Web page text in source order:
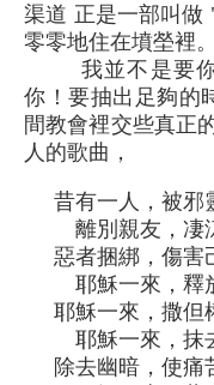
渠道 正是一部叫做
零零地住在墳塋裡
我並不是要
你！要抽出足夠的
間教會裡交些真正
人的歌曲，
昔有一人，被邪
離別親友，凄
惡者捆綁，傷害
耶穌一來，釋
耶穌一來，撒但
耶穌一來，抹
除去幽暗，使痛